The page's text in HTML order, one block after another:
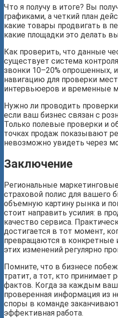
Что я получу в итоге? Вы
графиками, а четкий план
какие товары продвигать в
какие площадки это делать
Как проверить, что данные
существует система
звонки 10–20% опрошенных,
навигацию для проверки
интервьюеров и временные
Нужно ли проводить
если ваш бизнес связан с
Только полевые проверки и
точках продаж показывают
невозможно увидеть через
Заключение
Региональные
страховой полис для вашего
объемную картину рынка и
стоит направить усилия: в
качество сервиса.
достигается в тот момент,
превращаются в конкретные
этих изменений регулярно
Помните, что в бизнесе
тратит, а тот, кто принимает
фактов. Когда за каждым
проверенная информация из
споры в команде
эффективная работа.